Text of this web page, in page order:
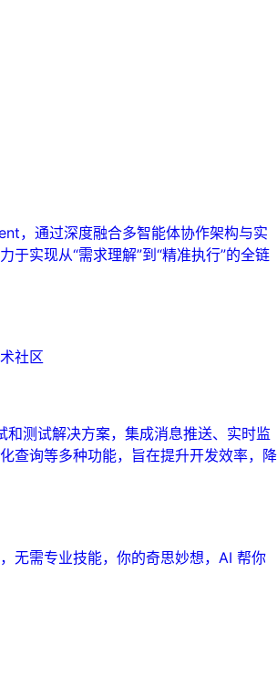
，通过深度融合多智能体协作架构与实
于实现从“需求理解”到“精准执行”的全链
社区
和测试解决方案，集成消息推送、实时监
查询等多种功能，旨在提升开发效率，降
无需专业技能，你的奇思妙想，AI 帮你